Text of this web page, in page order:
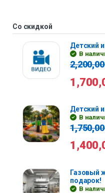
Со скидкой
Детский
В
Детский
В
Газовый
подарок!
В